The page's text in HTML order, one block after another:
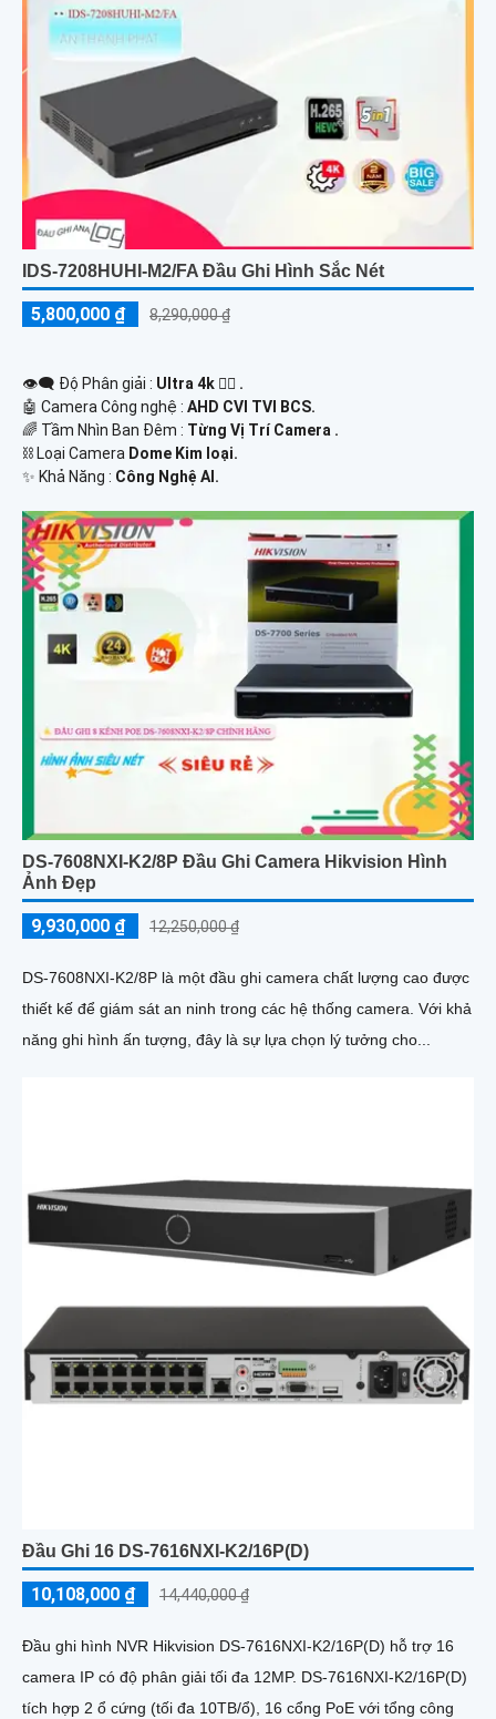
IDS-7208HUHI-M2/FA Đầu Ghi Hình Sắc Nét
5,800,000 ₫ 8,290,000 ₫
👁️‍🗨 Độ Phân giải : Ultra 4k 👍🏾 .
🤖️ Camera Công nghệ : AHD CVI TVI BCS.
🌈 Tầm Nhìn Ban Đêm : Từng Vị Trí Camera .
⛓ Loại Camera Dome Kim loại.
️✨ Khả Năng : Công Nghệ AI.
DS-7608NXI-K2/8P Đầu Ghi Camera Hikvision Hình
Ảnh Đẹp
9,930,000 ₫ 12,250,000 ₫
DS-7608NXI-K2/8P là một đầu ghi camera chất lượng cao được
thiết kế để giám sát an ninh trong các hệ thống camera. Với khả
năng ghi hình ấn tượng, đây là sự lựa chọn lý tưởng cho...
Đầu Ghi 16 DS-7616NXI-K2/16P(D)
10,108,000 ₫ 14,440,000 ₫
Đầu ghi hình NVR Hikvision DS-7616NXI-K2/16P(D) hỗ trợ 16
camera IP có độ phân giải tối đa 12MP. DS-7616NXI-K2/16P(D)
tích hợp 2 ổ cứng (tối đa 10TB/ổ), 16 cổng PoE với tổng công